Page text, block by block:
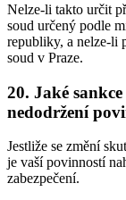
Nelze-li takto určit
soud určený podle
republiky, a nelze-li
soud v Praze.
20. Jaké
nedodržení
Jestliže se změní
je vaší povinností
zabezpečení.